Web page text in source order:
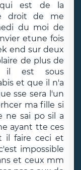
est de la
droit de me
du moi de
etune fois
end sur deux
de plus de
il est sous
et que il n'a
sse sera l'un
ma fille si
ne sai po sil a
ayant tte ces
il faire ceci et
impossible
et ceux mm